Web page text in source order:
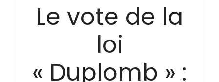
Le vote de la
loi
« Duplomb » :